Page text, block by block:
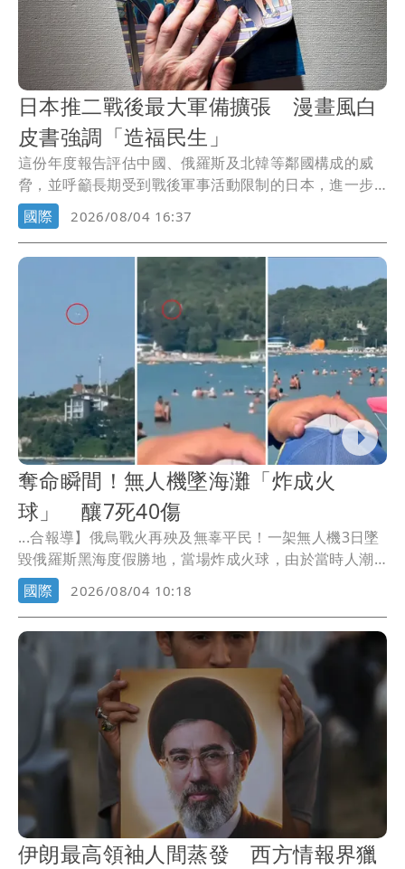
日本推二戰後最大軍備擴張 漫畫風白
皮書強調「造福民生」
這份年度報告評估中國、俄羅斯及北韓等鄰國構成的威
脅，並呼籲長期受到戰後軍事活動限制的日本，進一步
運用...
國際 2026/08/04 16:37
奪命瞬間！無人機墜海灘「炸成火
球」 釀7死40傷
...合報導】俄烏戰火再殃及無辜平民！一架無人機3日墜
毀俄羅斯黑海度假勝地，當場炸成火球，由於當時人潮
眾多...
國際 2026/08/04 10:18
伊朗最高領袖人間蒸發 西方情報界獵